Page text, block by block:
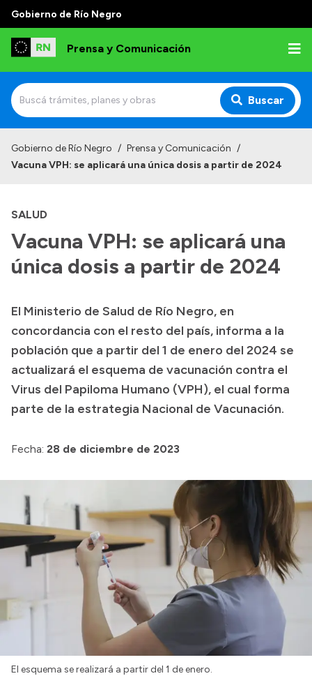
Gobierno de Río Negro
Prensa y Comunicación
Buscar
Archivo de noticias
Transparencia
Boletín Oficial
Compras y licitaciones
Consulta de expedientes
Convocatorias
Login
Gobierno de Río Negro / Prensa y Comunicación /
Vacuna VPH: se aplicará una única dosis a partir de 2024
SALUD
Vacuna VPH: se aplicará una
única dosis a partir de 2024
El Ministerio de Salud de Río Negro, en
concordancia con el resto del país, informa a la
población que a partir del 1 de enero del 2024 se
actualizará el esquema de vacunación contra el
Virus del Papiloma Humano (VPH), el cual forma
parte de la estrategia Nacional de Vacunación.
Fecha: 28 de diciembre de 2023
El esquema se realizará a partir del 1 de enero.